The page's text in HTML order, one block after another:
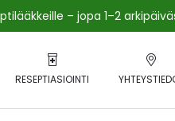
– jopa 1–2
RESEPTIASIOINTI